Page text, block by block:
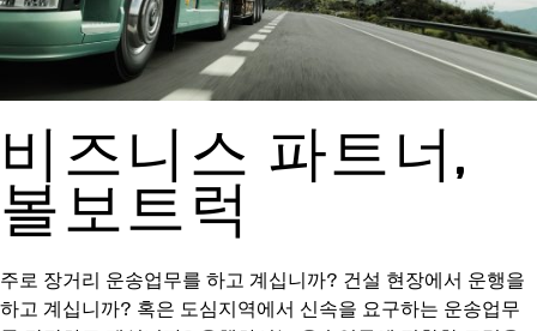
비즈니스 파트너,
볼보트럭
주로 장거리 운송업무를 하고 계십니까? 건설 현장에서 운행을
하고 계십니까? 혹은 도심지역에서 신속을 요구하는 운송업무